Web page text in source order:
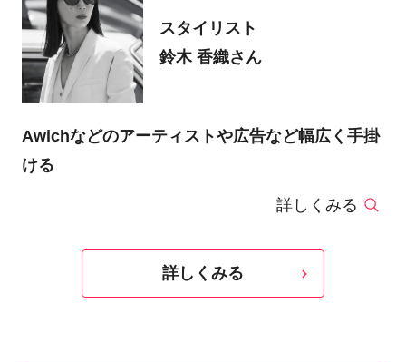
スタイリスト
鈴木 香織さん
Awichなどのアーティストや広告など幅広く手掛
ける
詳しくみる
詳しくみる